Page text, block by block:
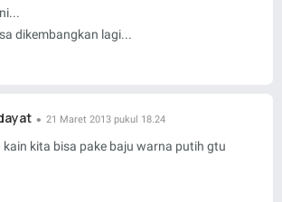
dikembangkan lagi...
21 Maret 2013 pukul 18.24
kain kita bisa pake baju warna putih gtu